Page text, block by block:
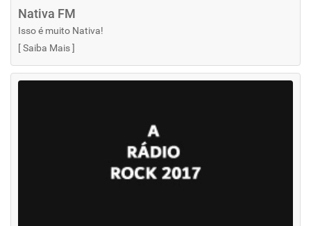
Nativa FM
Isso é muito Nativa!
[Saiba Mais]